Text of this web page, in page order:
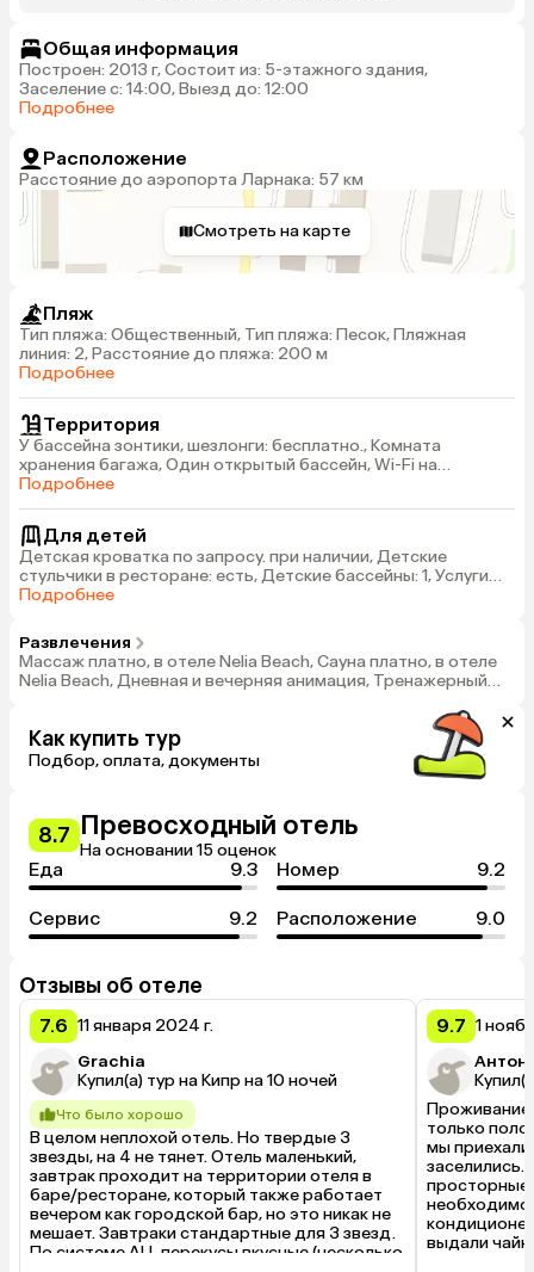
Общая информация
Построен: 2013 г, Состоит из: 5-этажного здания,
Заселение с: 14:00, Выезд до: 12:00
Подробнее
Расположение
Расстояние до аэропорта Ларнака: 57 км
Смотреть на карте
Пляж
Тип пляжа: Общественный, Тип пляжа: Песок, Пляжная
линия: 2, Расстояние до пляжа: 200 м
Подробнее
Территория
У бассейна зонтики, шезлонги: бесплатно., Комната
хранения багажа, Один открытый бассейн, Wi-Fi на
территории отеля - бесплатно
Подробнее
Для детей
Детская кроватка по запросу. при наличии, Детские
стульчики в ресторане: есть, Детские бассейны: 1, Услуги
няни: по запросу, платно
Подробнее
Развлечения
Массаж платно, в отеле Nelia Beach, Сауна платно, в отеле
Nelia Beach, Дневная и вечерняя анимация, Тренажерный
Как купить тур
Подбор, оплата, документы
8.7 Превосходный отель
На основании 15 оценок
Еда 9.3 Номер 9.2
Сервис 9.2 Расположение 9.0
Отзывы об отеле
7.6 11 января 2024 г.
Grachia
Купил(а) тур на Кипр на 10 ночей
Что было хорошо
В целом неплохой отель. Но твердые 3
звезды, на 4 не тянет. Отель маленький,
завтрак проходит на территории отеля в
баре/ресторане, который также работает
вечером как городской бар, но это никак не
мешает. Завтраки стандартные для 3 звезд.
По системе ALL перекусы вкусные (несколько
9.7 1
Антон
Проживание
только
мы приехали
выдали